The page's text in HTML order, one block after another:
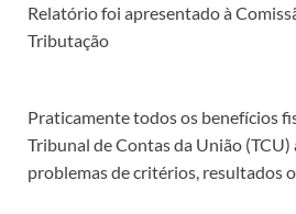
Relatório foi apresentado à
Tributação
Praticamente todos os benefícios
Tribunal de Contas da União
problemas de critérios, resultados